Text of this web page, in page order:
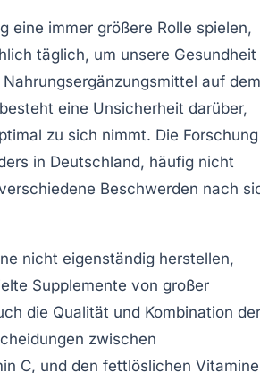
eine immer größere Rolle spielen,
täglich, um unsere Gesundheit
auf dem
eine Unsicherheit darüber,
zu sich nimmt. Die Forschung
in Deutschland, häufig nicht
Beschwerden nach
nicht eigenständig herstellen,
Supplemente von großer
die Qualität und Kombination der
zwischen
C, und den fettlöslichen